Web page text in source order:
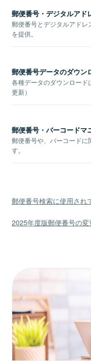
郵便番号・デジタルアド
郵便番号とデジタルアド
を提供。
郵便番号データのダウン
各種データのダウンロード
更新）
郵便番号・バーコードマ
郵便番号や、バーコードに
す。
郵便番号検索に使用され
2025年度版郵便番号の変